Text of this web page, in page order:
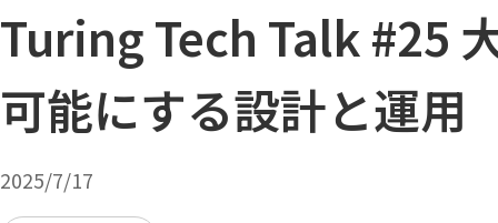
Turing Tech Talk #25
可能にする設計と運用
2025/7/17